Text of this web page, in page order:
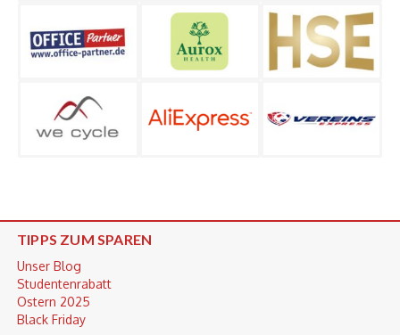
TIPPS ZUM SPAREN
Unser Blog
Studentenrabatt
Ostern 2025
Black Friday